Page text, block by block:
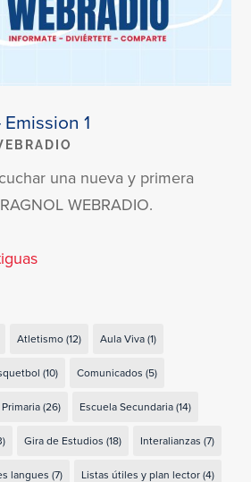
1
una nueva y primera
WEBRADIO.
Atletismo(12) Aula Viva(1)
(10) Comunicados (5)
(26) Escuela Secundaria(14)
Gira de Estudios (18) Interalianzas (7)
langues (7) Listas útiles y plan lector(4)